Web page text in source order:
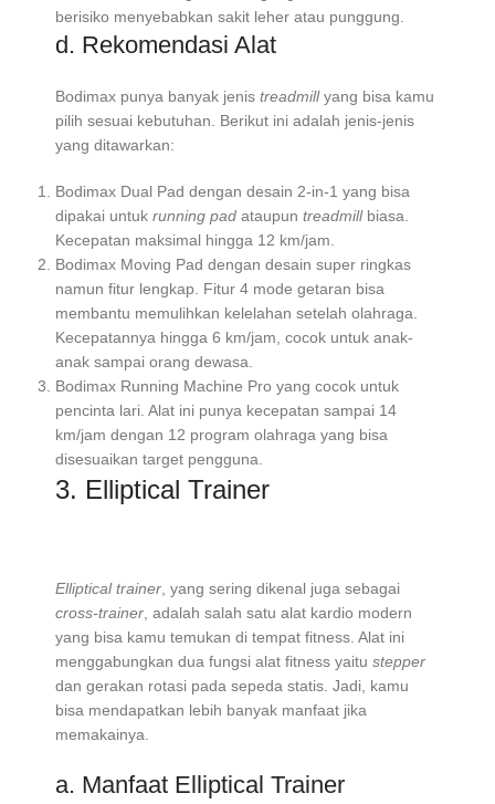
berisiko menyebabkan sakit leher atau punggung.
d. Rekomendasi Alat
Bodimax punya banyak jenis treadmillyang bisa kamu
pilih sesuai kebutuhan. Berikut ini adalah jenis-jenis
yang ditawarkan:
Bodimax Dual Pad dengan desain 2-in-1 yang bisa
dipakai untuk running pad ataupun treadmill biasa.
Kecepatan maksimal hingga 12 km/jam.
Bodimax Moving Pad dengan desain super ringkas
namun fitur lengkap. Fitur 4 mode getaran bisa
membantu memulihkan kelelahan setelah olahraga.
Kecepatannya hingga 6 km/jam, cocok untuk anak-
anak sampai orang dewasa.
Bodimax Running Machine Pro yang cocok untuk
pencinta lari. Alat ini punya kecepatan sampai 14
km/jam dengan 12 program olahraga yang bisa
disesuaikan target pengguna.
3. Elliptical Trainer
Elliptical trainer , yang sering dikenal juga sebagai
cross-trainer , adalah salah satu alat kardio modern
yang bisa kamu temukan di tempat fitness. Alat ini
menggabungkan dua fungsi alat fitness yaitu stepper
dan gerakan rotasi pada sepeda statis. Jadi, kamu
bisa mendapatkan lebih banyak manfaat jika
memakainya.
a. Manfaat Elliptical Trainer